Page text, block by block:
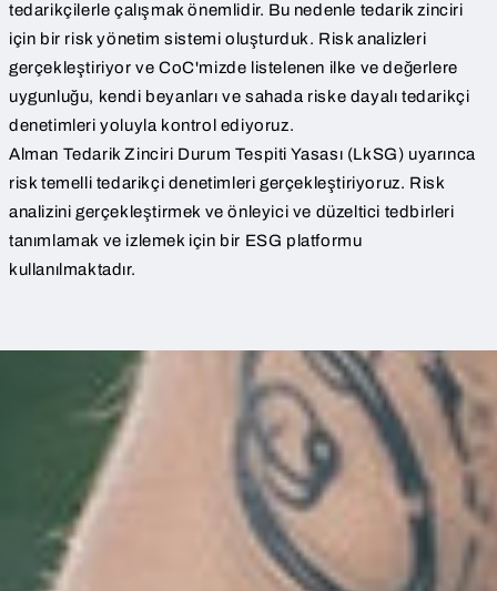
tedarikçilerle çalışmak önemlidir. Bu nedenle tedarik zinciri
için bir risk yönetim sistemi oluşturduk. Risk analizleri
gerçekleştiriyor ve CoC'mizde listelenen ilke ve değerlere
uygunluğu, kendi beyanları ve sahada riske dayalı tedarikçi
denetimleri yoluyla kontrol ediyoruz.
Alman Tedarik Zinciri Durum Tespiti Yasası (LkSG) uyarınca
risk temelli tedarikçi denetimleri gerçekleştiriyoruz. Risk
analizini gerçekleştirmek ve önleyici ve düzeltici tedbirleri
tanımlamak ve izlemek için bir ESG platformu
kullanılmaktadır.